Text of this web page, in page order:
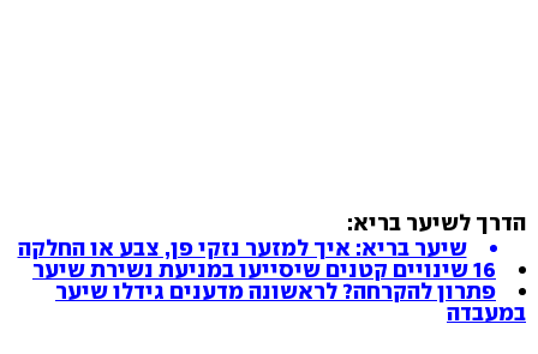
הדרך לשיער בריא:
שיער בריא: איך למזער נזקי פן, צבע או החלקה
16 שינויים קטנים שיסייעו במניעת נשירת שיער
פתרון להקרחה? לראשונה מדענים גידלו שיער
במעבדה